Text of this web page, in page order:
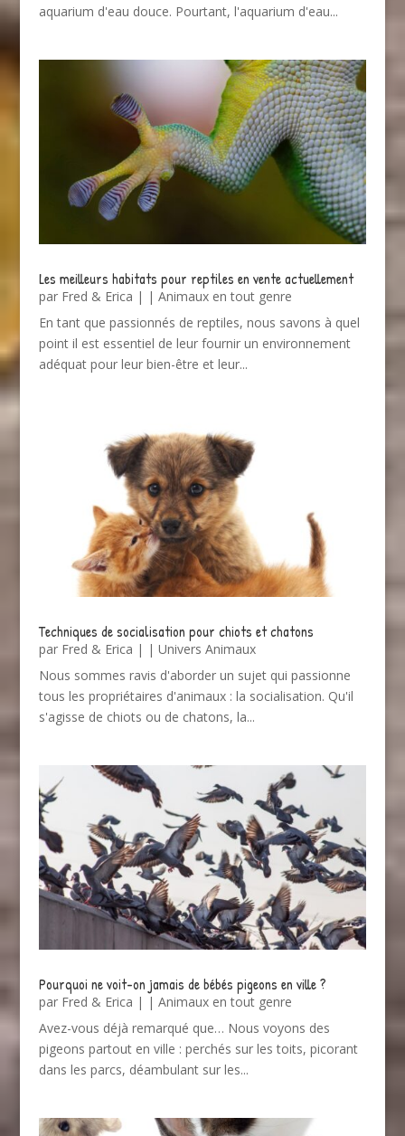
aquarium d'eau douce. Pourtant, l'aquarium d'eau...
Les meilleurs habitats pour reptiles en vente actuellement
par Fred & Erica | | Animaux en tout genre
En tant que passionnés de reptiles, nous savons à quel
point il est essentiel de leur fournir un environnement
adéquat pour leur bien-être et leur...
Techniques de socialisation pour chiots et chatons
par Fred & Erica | | Univers Animaux
Nous sommes ravis d'aborder un sujet qui passionne
tous les propriétaires d'animaux : la socialisation. Qu'il
s'agisse de chiots ou de chatons, la...
Pourquoi ne voit-on jamais de bébés pigeons en ville ?
par Fred & Erica | | Animaux en tout genre
Avez-vous déjà remarqué que… Nous voyons des
pigeons partout en ville : perchés sur les toits, picorant
dans les parcs, déambulant sur les...